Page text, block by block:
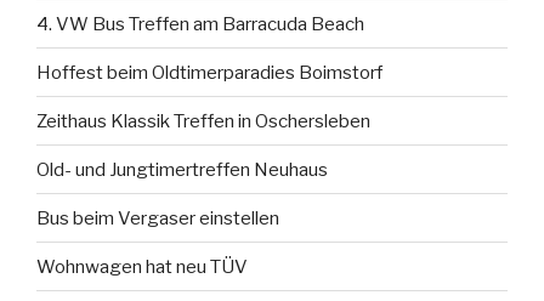
4. VW Bus Treffen am Barracuda Beach
Hoffest beim Oldtimerparadies Boimstorf
Zeithaus Klassik Treffen in Oschersleben
Old- und Jungtimertreffen Neuhaus
Bus beim Vergaser einstellen
Wohnwagen hat neu TÜV